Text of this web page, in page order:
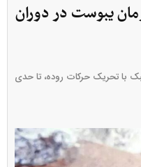
یبوست در دوران
با تحریک حرکات روده، تا حدی